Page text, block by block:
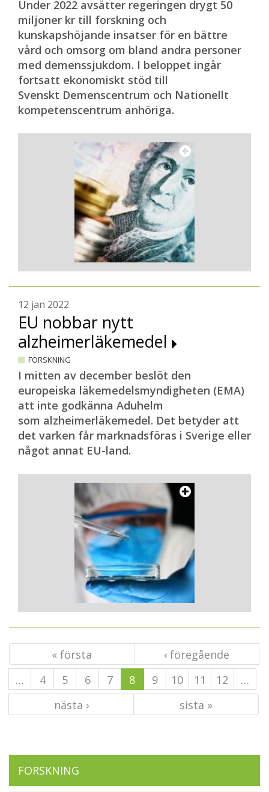
Under 2022 avsätter regeringen drygt 50
miljoner kr till forskning och
kunskapshöjande insatser för en bättre
vård och omsorg om bland andra personer
med demenssjukdom. I beloppet ingår
fortsatt ekonomiskt stöd till
Svenskt Demenscentrum och Nationellt
kompetenscentrum anhöriga.
12 jan 2022
EU nobbar nytt
alzheimerläkemedel
FORSKNING
I mitten av december beslöt den
europeiska läkemedelsmyndigheten (EMA)
att inte godkänna Aduhelm
som alzheimerläkemedel. Det betyder att
det varken får marknadsföras i Sverige eller
något annat EU-land.
« första
‹ föregående
…
4 5 6 7 8 9 10 11 12
…
nästa ›
sista »
FORSKNING